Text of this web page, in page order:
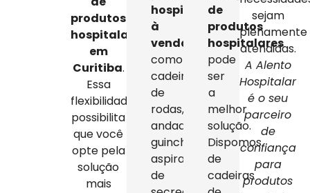
produtos
hospitalares
em
Curitiba.
Essa
flexibilidade
possibilita
que você
opte pela
solução
mais
hospitalares
à
venda
como
cadeiras
de
rodas,
andadores,
guinchos,
aspiradores
de
de
produtos
hospitalares
pode
ser
a
melhor
solução.
Dispomos
de
cadeiras
sejam
plenamente
atendidas.
A Alento
Hospitalar
é o seu
parceiro
de
confiança
para
produtos